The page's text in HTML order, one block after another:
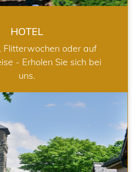
HOTEL
Flitterwochen oder auf
- Erholen Sie sich bei
uns.